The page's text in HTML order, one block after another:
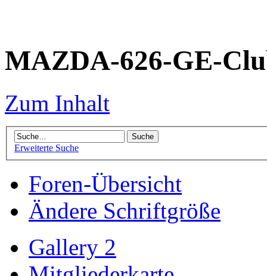
MAZDA-626-GE-
Zum Inhalt
Erweiterte Suche
Foren-Übersicht
Ändere Schriftgröße
Gallery 2